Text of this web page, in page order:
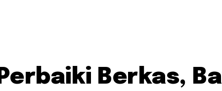
Berkas,